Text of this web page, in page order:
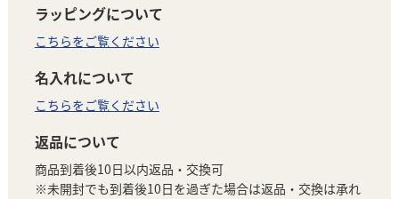
ラッピングについて
こちらをご覧ください
名入れについて
こちらをご覧ください
返品について
商品到着後10日以内返品・交換可
※未開封でも到着後10日を過ぎた場合は返品・交換は承れ